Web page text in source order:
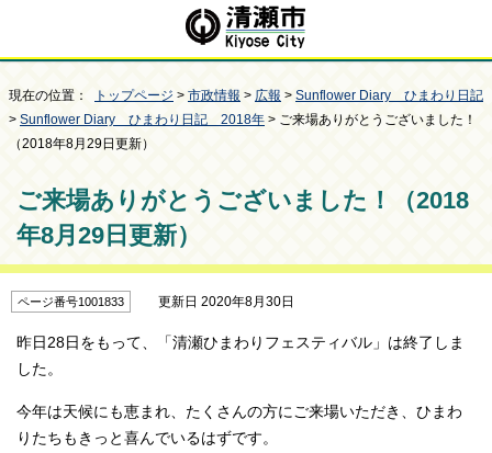
現在の位置： トップページ > 市政情報 > 広報 > Sunflower Diary ひまわり日記
> Sunflower Diary ひまわり日記 2018年 > ご来場ありがとうございました！
（2018年8月29日更新）
ご来場ありがとうございました！（2018
年8月29日更新）
ページ番号1001833 更新日 2020年8月30日
昨日28日をもって、「清瀬ひまわりフェスティバル」は終了しま
した。
今年は天候にも恵まれ、たくさんの方にご来場いただき、ひまわ
りたちもきっと喜んでいるはずです。